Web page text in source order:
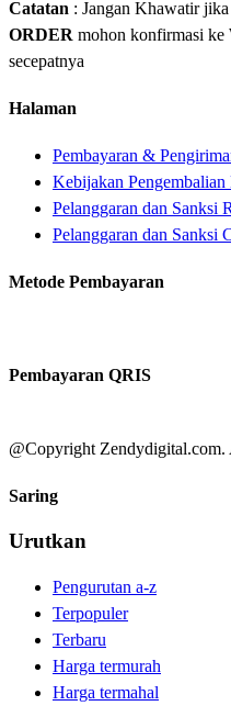
Catatan : Jangan Khawatir
ORDER mohon konfirmasi ke
secepatnya
Halaman
Pembayaran &
Kebijakan Pengembalian
Pelanggaran dan Sanksi
Pelanggaran dan Sanksi
Metode Pembayaran
Pembayaran QRIS
@Copyright Zendydigital.com.
Saring
Urutkan
Pengurutan a-z
Terpopuler
Terbaru
Harga termurah
Harga termahal